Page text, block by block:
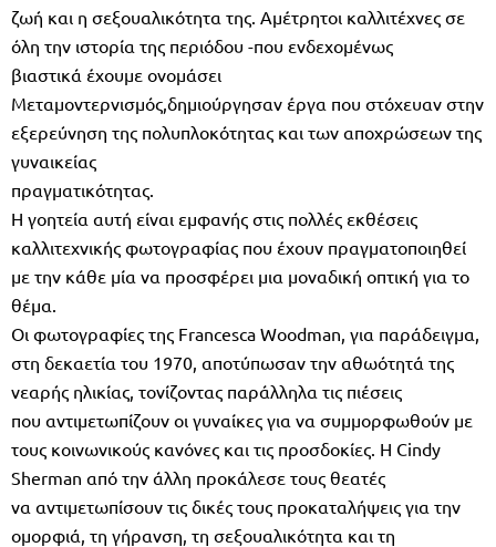
ζωή και η σεξουαλικότητα της. Αμέτρητοι καλλιτέχνες σε
όλη την ιστορία της περιόδου -που ενδεχομένως
βιαστικά έχουμε ονομάσει
Μεταμοντερνισμός,δημιούργησαν έργα που στόχευαν στην
εξερεύνηση της πολυπλοκότητας και των αποχρώσεων της
γυναικείας
πραγματικότητας.
Η γοητεία αυτή είναι εμφανής στις πολλές εκθέσεις
καλλιτεχνικής φωτογραφίας που έχουν πραγματοποιηθεί
με την κάθε μία να προσφέρει μια μοναδική οπτική για το
θέμα.
Οι φωτογραφίες της Francesca Woodman, για παράδειγμα,
στη δεκαετία του 1970, αποτύπωσαν την αθωότητά της
νεαρής ηλικίας, τονίζοντας παράλληλα τις πιέσεις
που αντιμετωπίζουν οι γυναίκες για να συμμορφωθούν με
τους κοινωνικούς κανόνες και τις προσδοκίες. Η Cindy
Sherman από την άλλη προκάλεσε τους θεατές
να αντιμετωπίσουν τις δικές τους προκαταλήψεις για την
ομορφιά, τη γήρανση, τη σεξουαλικότητα και τη